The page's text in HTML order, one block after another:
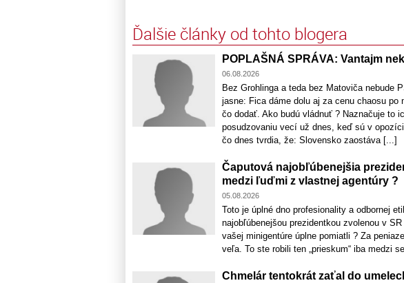
Ďalšie články od tohto blogera
POPLAŠNÁ SPRÁVA: Vantajm
06.08.2026
Bez Grohlinga a teda bez Matoviča nebude
jasne: Fica dáme dolu aj za cenu chaosu
čo dodať. Ako budú vládnuť ? Naznačuje to
posudzovaniu vecí už dnes, keď sú v
čo dnes tvrdia, že: Slovensko zaostáva [...]
Čaputová najobľúbenejšia
medzi ľuďmi z vlastnej agentúry ?
05.08.2026
Toto je úplné dno profesionality a odbornej
najobľúbenejšou prezidentkou zvolenou v
vašej minigentúre úplne pomiatli ? Za
veľa. To ste robili ten „prieskum“ iba medzi
Chmelár tentokrát zaťal do